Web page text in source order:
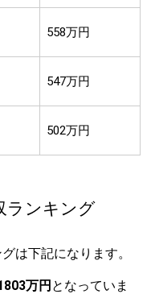
558万円
547万円
502万円
ランキング
は下記になります。
万円 となっていま